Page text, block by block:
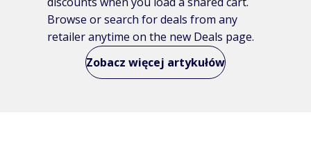
Browse or search for deals from any
retailer anytime on the new Deals page.
Zobacz więcej artykułów